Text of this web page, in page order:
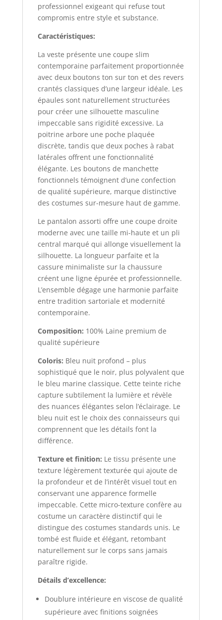
professionnel exigeant qui refuse tout
compromis entre style et substance.
Caractéristiques:
La veste présente une coupe slim
contemporaine parfaitement proportionnée
avec deux boutons ton sur ton et des revers
crantés classiques d’une largeur idéale. Les
épaules sont naturellement structurées
pour créer une silhouette masculine
impeccable sans rigidité excessive. La
poitrine arbore une poche plaquée
discrète, tandis que deux poches à rabat
latérales offrent une fonctionnalité
élégante. Les boutons de manchette
fonctionnels témoignent d’une confection
de qualité supérieure, marque distinctive
des costumes sur-mesure haut de gamme.
Le pantalon assorti offre une coupe droite
moderne avec une taille mi-haute et un pli
central marqué qui allonge visuellement la
silhouette. La longueur parfaite et la
cassure minimaliste sur la chaussure
créent une ligne épurée et professionnelle.
L’ensemble dégage une harmonie parfaite
entre tradition sartoriale et modernité
contemporaine.
Composition: 100% Laine premium de
qualité supérieure
Coloris: Bleu nuit profond – plus
sophistiqué que le noir, plus polyvalent que
le bleu marine classique. Cette teinte riche
capture subtilement la lumière et révèle
des nuances élégantes selon l’éclairage. Le
bleu nuit est le choix des connaisseurs qui
comprennent que les détails font la
différence.
Texture et finition: Le tissu présente une
texture légèrement texturée qui ajoute de
la profondeur et de l’intérêt visuel tout en
conservant une apparence formelle
impeccable. Cette micro-texture confère au
costume un caractère distinctif qui le
distingue des costumes standards unis. Le
tombé est fluide et élégant, retombant
naturellement sur le corps sans jamais
paraître rigide.
Détails d’excellence:
Doublure intérieure en viscose de qualité
supérieure avec finitions soignées